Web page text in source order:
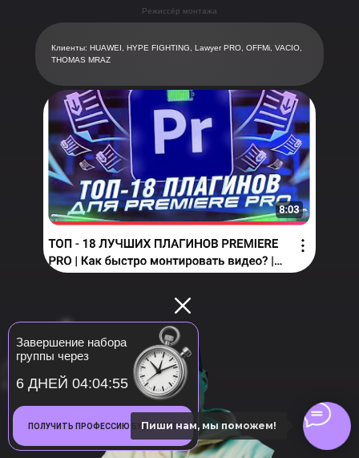
Завершение набора
группы через
6 ДНЕЙ 04:04:53
ПОЛУЧИТЬ ПРОФЕССИЮ БУДУЩЕГО
Клиенты: HUAWEI, HYPE FIGHTING, Lawyer PRO, OFFMi, VACIO,
THOMAS MRAZ
Режиссёр монтажа
Пиши нам, мы поможем!